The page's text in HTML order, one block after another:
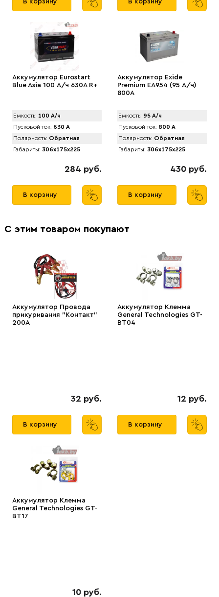
В корзину В корзину
Аккумулятор Eurostart
Blue Asia 100 А/ч 630A R+
Емкость: 100 А/ч
Пусковой ток: 630 А
Полярность: Обратная
Габариты: 306x175x225
284 руб.
В корзину
Аккумулятор Exide
Premium EA954 (95 А/ч)
800A
Емкость: 95 А/ч
Пусковой ток: 800 А
Полярность: Обратная
Габариты: 306x175x225
430 руб.
В корзину
С этим товаром покупают
Аккумулятор Провода
прикуривания "Контакт"
200А
32 руб.
В корзину
Аккумулятор Клемма
General Technologies GT-
BT04
12 руб.
В корзину
Аккумулятор Клемма
General Technologies GT-
BT17
10 руб.